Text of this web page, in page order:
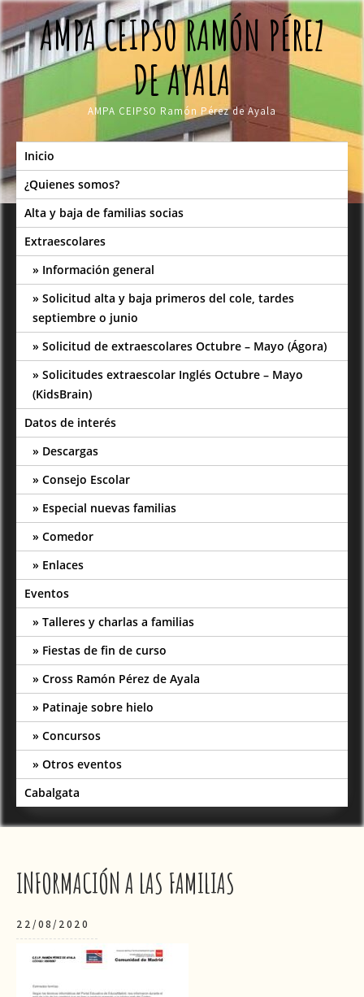
Skip
to
contentAMPA CEIPSO RAMÓN PÉREZ
DE AYALA
AMPA CEIPSO Ramón Pérez de Ayala
Inicio
¿Quienes somos?
Alta y baja de familias socias
Extraescolares
Información general
Solicitud alta y baja primeros del cole, tardes
septiembre o junio
Solicitud de extraescolares Octubre – Mayo (Ágora)
Solicitudes extraescolar Inglés Octubre – Mayo
(KidsBrain)
Datos de interés
Descargas
Consejo Escolar
Especial nuevas familias
Comedor
Enlaces
Eventos
Talleres y charlas a familias
Fiestas de fin de curso
Cross Ramón Pérez de Ayala
Patinaje sobre hielo
Concursos
Otros eventos
Cabalgata
INFORMACIÓN A LAS FAMILIAS
22/08/2020